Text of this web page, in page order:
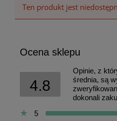
Ten produkt jest
Ocena sklepu
4.8
Opinie, z
średnia, są
dokonali
5